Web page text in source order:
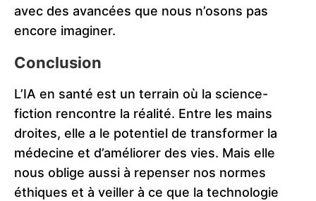
avec des avancées que nous n’osons pas
encore imaginer.
Conclusion
L’IA en santé est un terrain où la science-
fiction rencontre la réalité. Entre les mains
droites, elle a le potentiel de transformer la
médecine et d’améliorer des vies. Mais elle
nous oblige aussi à repenser nos normes
éthiques et à veiller à ce que la technologie